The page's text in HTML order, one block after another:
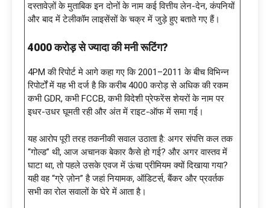
दस्तावेज़ों के मुताबिक इन दोनों के नाम कई वित्तीय लेन-देन, कंपनियों
और बाद में टेलीकॉम लाइसेंसों के चक्र में जुड़े हुए बताते गए हैं।
4000 करोड़ से ज्यादा की मनी रूटिंग?
4PM की रिपोर्ट मे आगे कहा गए कि 2001–2011 के बीच विभिन्न
रिपोर्टों में यह भी दर्ज है कि करीब 4000 करोड़ से अधिक की रकम
कभी GDR, कभी FCCB, कभी विदेशी प्रेफरेंस शेयरों के नाम पर
इधर-उधर घूमती रही और अंत में राइट-ऑफ में समा गई।
यह आरोप पूरी तरह तकनीकी सवाल उठाता है: अगर संपत्ति कल तक
“गोल्ड” थी, आज अचानक बेकार कैसे हो गई? और अगर वास्तव में
घाटा था, तो पहले उसके एवज में ऊंचा प्रीमियम क्यों दिखाया गया?
यही वह “ग्रे ज़ोन” है जहां नियामक, ऑडिटर्स, बैंकर और प्रवर्तक
सभी का रोल सवालों के घेरे में आता है।